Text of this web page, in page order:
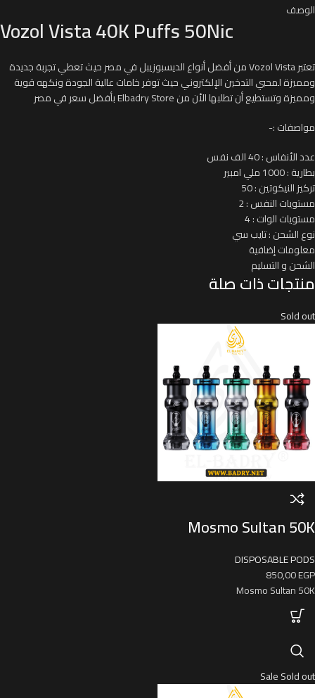
الوصف
Vozol Vista 40K Puffs 50Nic
تعتبر Vozol Vista من أفضل أنواع الديسبوزيبل في مصر حيث تعطي تجربة جديدة
ومميزة لمحبي التدخين الإلكتروني حيث توفر خامات عالية الجودة ونكهه قوية
ومميزة وتستطيع أن تطلبها الأن من Elbadry Store بأفضل سعر في مصر
مواصفات :-
عدد الأنفاس : 40 الف نفس
بطارية : 1000 ملي امبير
تركيز النيكوتين : 50
مستويات النفس : 2
مستويات الوات : 4
نوع الشحن : تايب سي
معلومات إضافية
الشحن و التسليم
منتجات ذات صلة
Sold out
Mosmo Sultan 50K
DISPOSABLE PODS
850,00EGP
Mosmo Sultan 50K
SaleSold out